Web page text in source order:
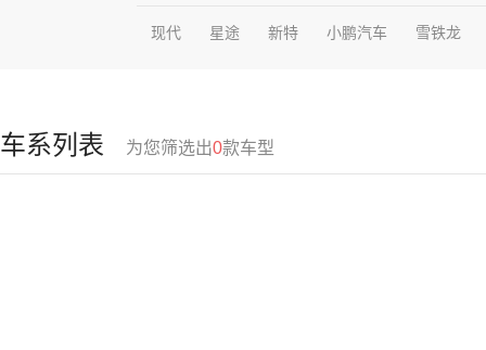
现代 星途 新特 小鹏汽车 雪铁龙
车系列表 为您筛选出0款车型